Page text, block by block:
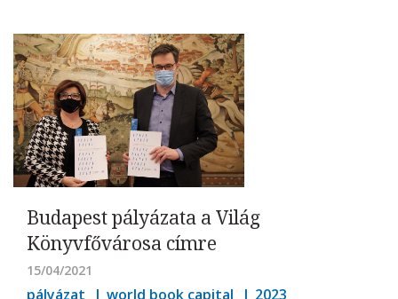
Budapest pályázata a Világ
Könyvfővárosa címre
15/04/2021
pályázat world book capital
2023